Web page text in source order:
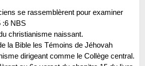
se rassemblèrent pour examiner
:6 NBS
christianisme naissant.
la Bible les Témoins de Jéhovah
dirigeant comme le Collège central.